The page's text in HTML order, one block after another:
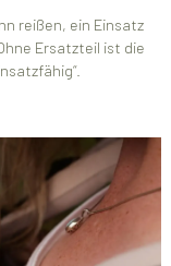
reißen, ein Einsatz
Ersatzteil ist die